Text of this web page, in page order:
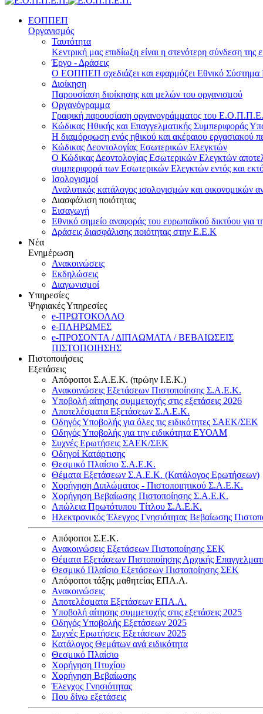
ΕΟΠΠΕΠ
Οργανισμός
Ταυτότητα
Κεντρική μας επιδίωξη είναι η στενότερη σύνδεση της
Έργο - Δράσεις
Ο ΕΟΠΠΕΠ σχεδιάζει και εφαρμόζει Eθνικό Σύστημα
Διοίκηση
Παρουσίαση διοίκησης και μελών του οργανισμού
Οργανόγραμμα
Γραφική παρουσίαση οργανογράμματος του
Κώδικας Ηθικής και Επαγγελματικής Συμπεριφοράς
Η διαμόρφωση ενός ηθικού και ακέραιου εργασιακού
Κώδικας Δεοντολογίας Εσωτερικών Ελεγκτών
Ο Κώδικας Δεοντολογίας Εσωτερικών Ελεγκτών
συμπεριφορά των Εσωτερικών Ελεγκτών εντός και
Ισολογισμοί
Αναλυτικός κατάλογος ισολογισμών και οικονομικών
Διασφάλιση ποιότητας
Εισαγωγή
Εθνικό σημείο αναφοράς του ευρωπαϊκού δικτύου για
Δράσεις διασφάλισης ποιότητας στην Ε.Ε.Κ
Νέα
Ενημέρωση
Ανακοινώσεις
Εκδηλώσεις
Διαγωνισμοί
Υπηρεσίες
Ψηφιακές Υπηρεσίες
e-ΠΡΩΤΟΚΟΛΛΟ
e-ΠΛΗΡΩΜΕΣ
e-ΠΡΟΣΟΝΤΑ / ΔΙΠΛΩΜΑΤΑ / ΒΕΒΑΙΩΣΕΙΣ
ΠΙΣΤΟΠΟΙΗΣΗΣ
Πιστοποιήσεις
Εξετάσεις
Απόφοιτοι Σ.Α.Ε.Κ. (πρώην Ι.Ε.Κ.)
Ανακοινώσεις Εξετάσεων Πιστοποίησης Σ.Α.Ε.Κ.
Υποβολή αίτησης συμμετοχής στις εξετάσεις 2026
Αποτελέσματα Εξετάσεων Σ.Α.Ε.Κ.
Οδηγός Υποβολής για όλες τις ειδικότητες ΣΑΕΚ/ΣΕΚ
Οδηγός Υποβολής για την ειδικότητα ΕΥΟΑΜ
Συχνές Ερωτήσεις ΣΑΕΚ/ΣΕΚ
Οδηγοί Κατάρτισης
Θεσμικό Πλαίσιο Σ.Α.Ε.Κ.
Θέματα Εξετάσεων Σ.Α.Ε.Κ. (Κατάλογος Ερωτήσεων)
Χορήγηση Διπλώματος - Πιστοποιητικού Σ.Α.Ε.Κ.
Χορήγηση Βεβαίωσης Πιστοποίησης Σ.Α.Ε.Κ.
Απώλεια Πρωτότυπου Τίτλου Σ.Α.Ε.Κ.
Ηλεκτρονικός Έλεγχος Γνησιότητας Βεβαίωσης
Απόφοιτοι Σ.Ε.Κ.
Ανακοινώσεις Εξετάσεων Πιστοποίησης ΣΕΚ
Θέματα Εξετάσεων Πιστοποίησης Αρχικής
Θεσμικό Πλαίσιο Εξετάσεων Πιστοποίησης ΣΕΚ
Απόφοιτοι τάξης μαθητείας ΕΠΑ.Λ.
Ανακοινώσεις
Αποτελέσματα Εξετάσεων ΕΠΑ.Λ.
Υποβολή αίτησης συμμετοχής στις εξετάσεις 2025
Οδηγός Υποβολής Εξετάσεων 2025
Συχνές Ερωτήσεις Εξετάσεων 2025
Κατάλογος Θεμάτων ανά ειδικότητα
Θεσμικό Πλαίσιο
Χορήγηση Πτυχίου
Χορήγηση Βεβαίωσης
Έλεγχος Γνησιότητας
Που δίνω εξετάσεις